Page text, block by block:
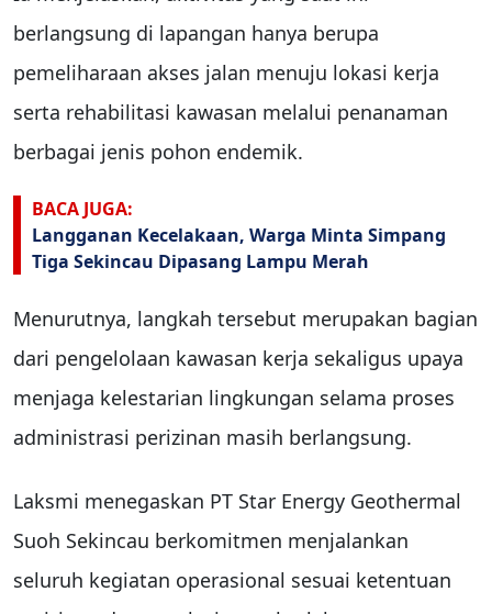
berlangsung di lapangan hanya berupa
pemeliharaan akses jalan menuju lokasi kerja
serta rehabilitasi kawasan melalui penanaman
berbagai jenis pohon endemik.
BACA JUGA:
Langganan Kecelakaan, Warga Minta Simpang
Tiga Sekincau Dipasang Lampu Merah
Menurutnya, langkah tersebut merupakan bagian
dari pengelolaan kawasan kerja sekaligus upaya
menjaga kelestarian lingkungan selama proses
administrasi perizinan masih berlangsung.
Laksmi menegaskan PT Star Energy Geothermal
Suoh Sekincau berkomitmen menjalankan
seluruh kegiatan operasional sesuai ketentuan